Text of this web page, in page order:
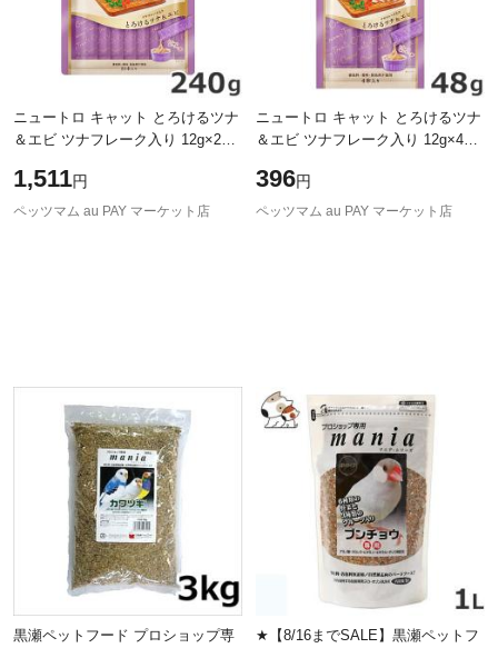
ニュートロ キャット とろけるツナ
＆エビ ツナフレーク入り 12g×20
1,511円
ペッツマム au PAY マーケット店
ニュートロ キャット とろけるツナ
＆エビ ツナフレーク入り 12g×4本
396円
ペッツマム au PAY マーケット店
黒瀬ペットフード プロショップ専
★【8/16までSALE】黒瀬ペットフ